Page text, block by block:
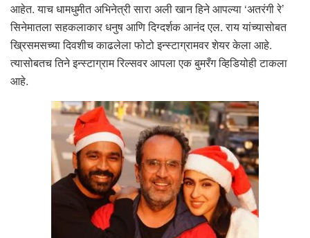
आहेत. याच धामधुमीत अभिनेत्री सारा अली खान हिने आपल्या ‘अतरंगी रे’
सिनेमातला सहकलाकार धनुष आणि दिग्दर्शक आनंद एल. राय यांच्यासोबत
ख्रिसमसच्या दिवशीच काढलेला फोटो इन्स्टाग्रामवर शेयर केला आहे.
त्यासोबतच तिने इन्स्टाग्राम रिल्सवर आपला एक बुमरँग व्हिडियोही टाकला
आहे.